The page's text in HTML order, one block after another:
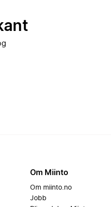
Om Miinto
Om miinto.no
Jobb